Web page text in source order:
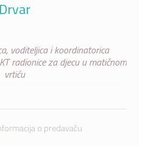
Drvar
voditeljica i koordinatorica
radionice za djecu u matičnom
vrtiću
o predavaču